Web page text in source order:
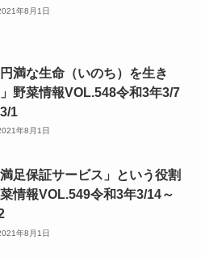
年8月1日
円満な生命（いのち）を生き
野菜情報VOL.548令和3年3/7
1
年8月1日
満足保証サービス」という役割
情報VOL.549令和3年3/14～
年8月1日